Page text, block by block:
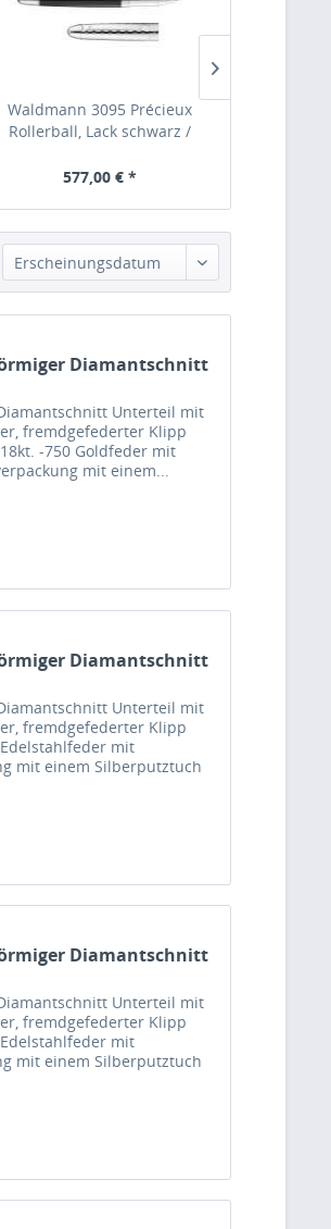
Waldmann 3095 Précieux
Rollerball, Lack schwarz /
Diamantschnitt
577,00 € *
Erscheinungsdatum
Diamantschnitt
Unterteil mit
fremdgefederter Klipp
-750 Goldfeder mit
mit einem...
Diamantschnitt
Unterteil mit
fremdgefederter Klipp
mit
mit einem Silberputztuch
Diamantschnitt
Unterteil mit
fremdgefederter Klipp
mit
mit einem Silberputztuch